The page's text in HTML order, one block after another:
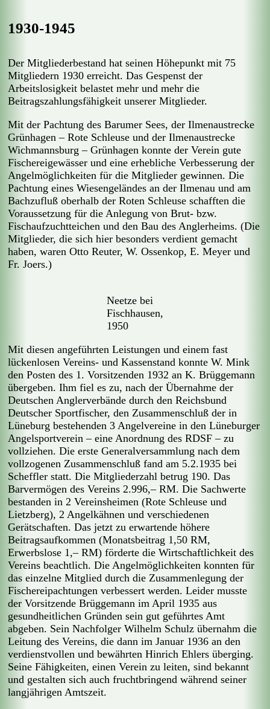
1930-1945
Der Mitgliederbestand hat seinen Höhepunkt mit 75
Mitgliedern 1930 erreicht. Das Gespenst der
Arbeitslosigkeit belastet mehr und mehr die
Beitragszahlungsfähigkeit unserer Mitglieder.
Mit der Pachtung des Barumer Sees, der Ilmenaustrecke
Grünhagen – Rote Schleuse und der Ilmenaustrecke
Wichmannsburg – Grünhagen konnte der Verein gute
Fischereigewässer und eine erhebliche Verbesserung der
Angelmöglichkeiten für die Mitglieder gewinnen. Die
Pachtung eines Wiesengeländes an der Ilmenau und am
Bachzufluß oberhalb der Roten Schleuse schafften die
Voraussetzung für die Anlegung von Brut- bzw.
Fischaufzuchtteichen und den Bau des Anglerheims. (Die
Mitglieder, die sich hier besonders verdient gemacht
haben, waren Otto Reuter, W. Ossenkop, E. Meyer und
Fr. Joers.)
Neetze bei
Fischhausen,
1950
Mit diesen angeführten Leistungen und einem fast
lückenlosen Vereins- und Kassenstand konnte W. Mink
den Posten des 1. Vorsitzenden 1932 an K. Brüggemann
übergeben. Ihm fiel es zu, nach der Übernahme der
Deutschen Anglerverbände durch den Reichsbund
Deutscher Sportfischer, den Zusammenschluß der in
Lüneburg bestehenden 3 Angelvereine in den Lüneburger
Angelsportverein – eine Anordnung des RDSF – zu
vollziehen. Die erste Generalversammlung nach dem
vollzogenen Zusammenschluß fand am 5.2.1935 bei
Scheffler statt. Die Mitgliederzahl betrug 190. Das
Barvermögen des Vereins 2.996,– RM. Die Sachwerte
bestanden in 2 Vereinsheimen (Rote Schleuse und
Lietzberg), 2 Angelkähnen und verschiedenen
Gerätschaften. Das jetzt zu erwartende höhere
Beitragsaufkommen (Monatsbeitrag 1,50 RM,
Erwerbslose 1,– RM) förderte die Wirtschaftlichkeit des
Vereins beachtlich. Die Angelmöglichkeiten konnten für
das einzelne Mitglied durch die Zusammenlegung der
Fischereipachtungen verbessert werden. Leider musste
der Vorsitzende Brüggemann im April 1935 aus
gesundheitlichen Gründen sein gut geführtes Amt
abgeben. Sein Nachfolger Wilhelm Schulz übernahm die
Leitung des Vereins, die dann im Januar 1936 an den
verdienstvollen und bewährten Hinrich Ehlers überging.
Seine Fähigkeiten, einen Verein zu leiten, sind bekannt
und gestalten sich auch fruchtbringend während seiner
langjährigen Amtszeit.